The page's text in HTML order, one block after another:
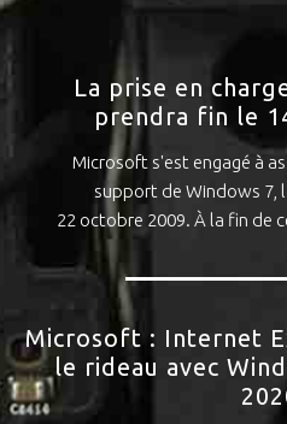
La prise en
prendra fin le
Microsoft s'est engagé à
support de Windows 7,
22 octobre 2009. À la fin de
Microsoft : Internet
le rideau avec